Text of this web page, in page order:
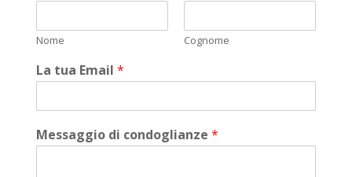
Nome Cognome
La tua Email *
Messaggio di condoglianze *